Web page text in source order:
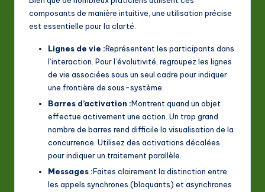
composants de manière intuitive, une utilisation précise
est essentielle pour la clarté.
Lignes de vie :Représentent les participants dans
l’interaction. Pour l’évolutivité, regroupez les lignes
de vie associées sous un seul cadre pour indiquer
une frontière de sous-système.
Barres d’activation :Montrent quand un objet
effectue activement une action. Un trop grand
nombre de barres rend difficile la visualisation de la
concurrence. Utilisez des activations décalées
pour indiquer un traitement parallèle.
Messages :Faites clairement la distinction entre
les appels synchrones (bloquants) et asynchrones